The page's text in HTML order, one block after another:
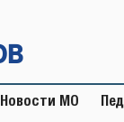
Новости МО